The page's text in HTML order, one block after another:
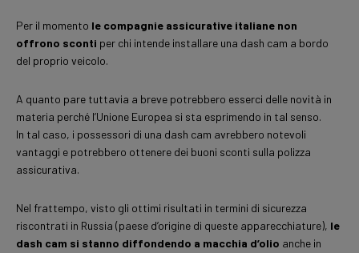
Per il momento le compagnie assicurative italiane non
offrono sconti per chi intende installare una dash cam a bordo
del proprio veicolo.
A quanto pare tuttavia a breve potrebbero esserci delle novità in
materia perché l’Unione Europea si sta esprimendo in tal senso.
In tal caso, i possessori di una dash cam avrebbero notevoli
vantaggi e potrebbero ottenere dei buoni sconti sulla polizza
assicurativa.
Nel frattempo, visto gli ottimi risultati in termini di sicurezza
riscontrati in Russia (paese d’origine di queste apparecchiature), le
dash cam si stanno diffondendo a macchia d’olio anche in